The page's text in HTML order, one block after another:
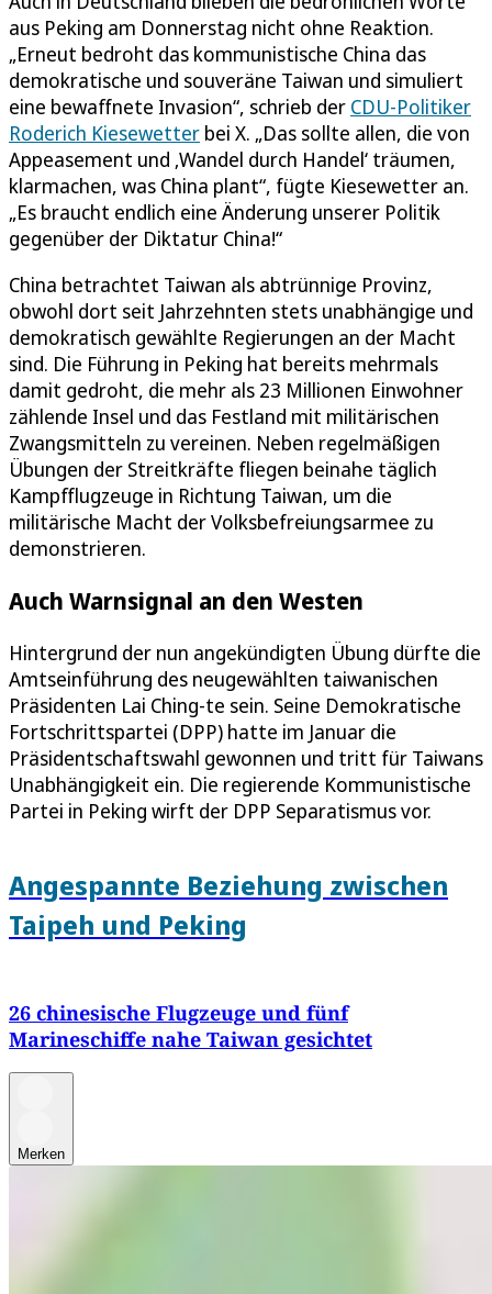
aus Peking am Donnerstag nicht ohne Reaktion.
„Erneut bedroht das kommunistische China das
demokratische und souveräne Taiwan und simuliert
eine bewaffnete Invasion“, schrieb der CDU-Politiker
Roderich Kiesewetter bei X. „Das sollte allen, die von
Appeasement und ‚Wandel durch Handel‘ träumen,
klarmachen, was China plant“, fügte Kiesewetter an.
„Es braucht endlich eine Änderung unserer Politik
gegenüber der Diktatur China!“
China betrachtet Taiwan als abtrünnige Provinz,
obwohl dort seit Jahrzehnten stets unabhängige und
demokratisch gewählte Regierungen an der Macht
sind. Die Führung in Peking hat bereits mehrmals
damit gedroht, die mehr als 23 Millionen Einwohner
zählende Insel und das Festland mit militärischen
Zwangsmitteln zu vereinen. Neben regelmäßigen
Übungen der Streitkräfte fliegen beinahe täglich
Kampfflugzeuge in Richtung Taiwan, um die
militärische Macht der Volksbefreiungsarmee zu
demonstrieren.
Auch Warnsignal an den Westen
Hintergrund der nun angekündigten Übung dürfte die
Amtseinführung des neugewählten taiwanischen
Präsidenten Lai Ching-te sein. Seine Demokratische
Fortschrittspartei (DPP) hatte im Januar die
Präsidentschaftswahl gewonnen und tritt für Taiwans
Unabhängigkeit ein. Die regierende Kommunistische
Partei in Peking wirft der DPP Separatismus vor.
Angespannte Beziehung zwischen
Taipeh und Peking
26 chinesische Flugzeuge und fünf
Marineschiffe nahe Taiwan gesichtet
Merken